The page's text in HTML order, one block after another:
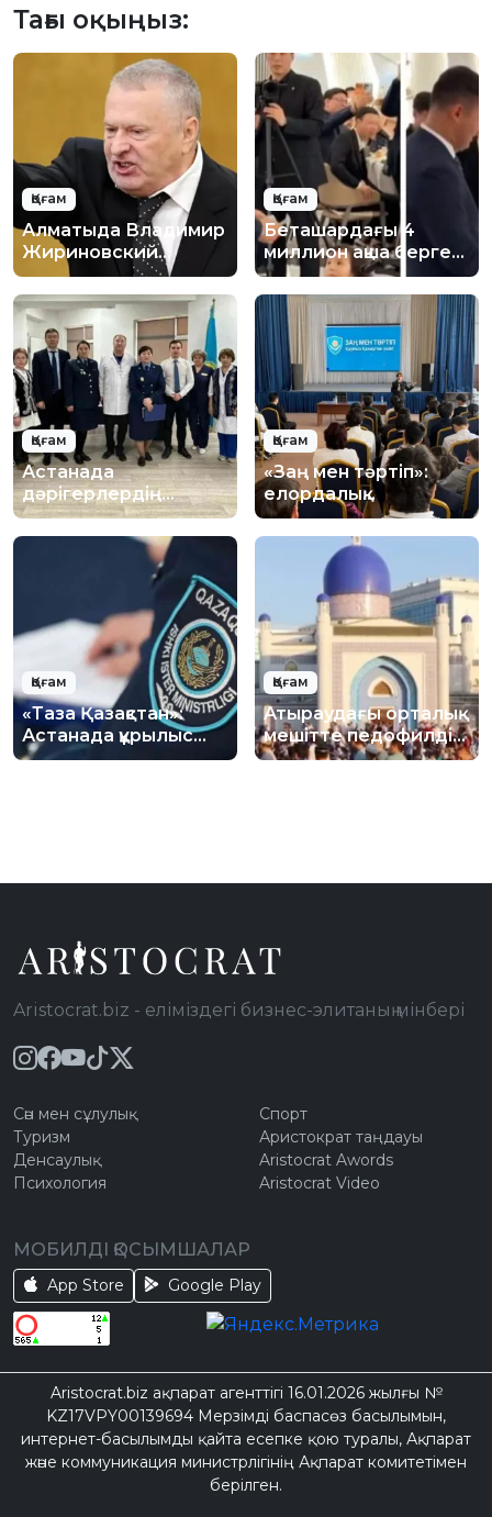
Тағы оқыңыз:
Қоғам
Алматыда Владимир
Жириновский
құрметіне естелік
тақта орнату
ұсынылды
Қоғам
Беташардағы 4
миллион ақша берген
кәсіпкер кім?
Қоғам
Астанада
дәрігерлердің
қауіпсіздігі
күшейтілуде
Қоғам
«Заң мен тәртіп»:
елордалық
оқушыларға цифрлық
қауіпсіздік бойынша
лекция өтті
Қоғам
«Таза Қазақстан»:
Астанада құрылыс
қалдықтарын заңсыз
Қоғам
Атыраудағы орталық
мешітте педофилдің
жаназасы
Aristocrat.biz - еліміздегі бизнес-элитаның мінбері
Сән мен сұлулық
Туризм
Денсаулық
Психология
Спорт
Аристократ таңдауы
Aristocrat Awords
Aristocrat Video
МОБИЛДІ ҚОСЫМШАЛАР
App Store Google Play
Aristocrat.biz ақпарат агенттігі 16.01.2026 жылғы №
KZ17VPY00139694 Мерзімді баспасөз басылымын,
интернет-басылымды қайта есепке қою туралы, Ақпарат
және коммуникация министрлігінің Ақпарат комитетімен
берілген.